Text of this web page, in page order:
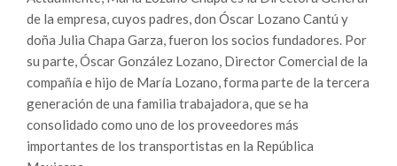
de la empresa, cuyos padres, don Óscar Lozano Cantú y
doña Julia Chapa Garza, fueron los socios fundadores. Por
su parte, Óscar González Lozano, Director Comercial de la
compañía e hijo de María Lozano, forma parte de la tercera
generación de una familia trabajadora, que se ha
consolidado como uno de los proveedores más
importantes de los transportistas en la República